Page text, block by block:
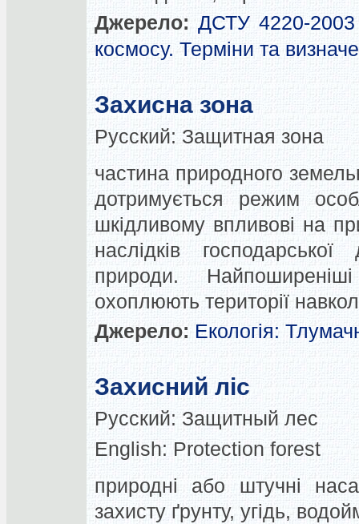
Джерело: ДСТУ 4220-2003
космосу. Терміни та
Захисна зона
Русский: Защитная зона
частина природного
дотримується режим
шкідливому впливові на
наслідків
природи.
охоплюють території
Джерело: Екологія:
Захисний ліс
Русский: Защитный лес
English: Protection forest
природні або штучні
захисту ґрунту, угідь,